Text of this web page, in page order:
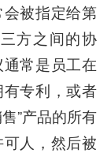
被指定给第
方之间的协
常是员工在
专利，或者
”产品的所有
人，然后被